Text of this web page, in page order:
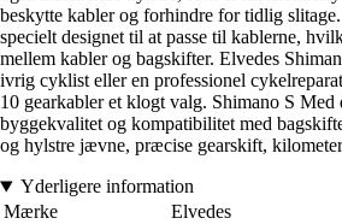
beskytte kabler og forhindre for tidlig
specielt designet til at passe til kablerne,
mellem kabler og bagskifter. Elvedes
ivrig cyklist eller en professionel
10 gearkabler et klogt valg. Shimano S Med
byggekvalitet og kompatibilitet med
og hylstre jævne, præcise gearskift,
Yderligere information
Mærke
Elvedes